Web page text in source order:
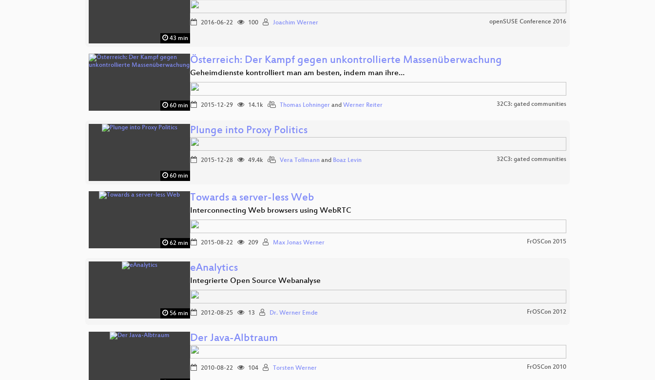
43 min
2016-06-22 100 Joachim Werner openSUSE Conference 2016
60 min
Österreich: Der Kampf gegen unkontrollierte Massenüberwachung
Geheimdienste kontrolliert man am besten, indem man ihre…
2015-12-29 14.1k Thomas Lohninger and Werner Reiter 32C3: gated communities
60 min
Plunge into Proxy Politics
2015-12-28 49.4k Vera Tollmann and Boaz Levin 32C3: gated communities
62 min
Towards a server-less Web
Interconnecting Web browsers using WebRTC
2015-08-22 209 Max Jonas Werner FrOSCon 2015
56 min
eAnalytics
Integrierte Open Source Webanalyse
2012-08-25 13 Dr. Werner Emde FrOSCon 2012
Der Java-Albtraum
2010-08-22 104 Torsten Werner FrOSCon 2010